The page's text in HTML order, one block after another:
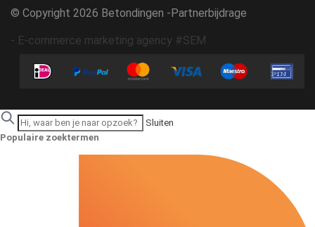
© Copyright 2026 Betondingen -Partnerbijdrage
- E-commerce marketing agency #SEM
Sluiten
Populaire zoektermen